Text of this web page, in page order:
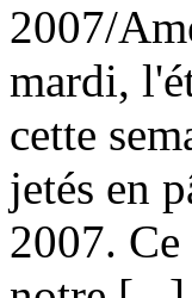
2007/
mardi,
cette
jetés en
2007. Ce